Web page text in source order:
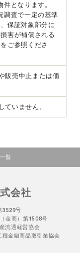
となります。
調査で一定の基準
保証対象部分に
害が補償される
をご参照くださ
販売中止または価
ていません。
覧
会社
3529号
金商）第1508号
流通経営協会
金融商品取引業協会